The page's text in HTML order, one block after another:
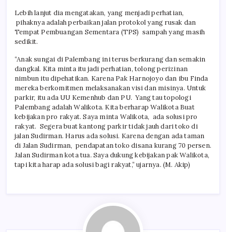
Lebih lanjut dia mengatakan, yang menjadi perhatian,
pihaknya adalah perbaikan jalan protokol yang rusak dan
Tempat Pembuangan Sementara (TPS) sampah yang masih
sedikit.
“Anak sungai di Palembang ini terus berkurang dan semakin
dangkal. Kita minta itu jadi perhatian, tolong perizinan
nimbun itu dipehatikan. Karena Pak Harnojoyo dan ibu Finda
mereka berkomitmen melaksanakan visi dan misinya. Untuk
parkir, itu ada UU Kemenhub dan PU. Yang tau topologi
Palembang adalah Walikota. Kita berharap Walikota Buat
kebijakan pro rakyat. Saya minta Walikota, ada solusi pro
rakyat. Segera buat kantong parkir tidak jauh dari toko di
jalan Sudirman. Harus ada solusi. Karena dengan ada taman
di Jalan Sudirman, pendapatan toko disana kurang 70 persen.
Jalan Sudirman kota tua. Saya dukung kebijakan pak Walikota,
tapi kita harap ada solusi bagi rakyat,” ujarnya. (M. Akip)